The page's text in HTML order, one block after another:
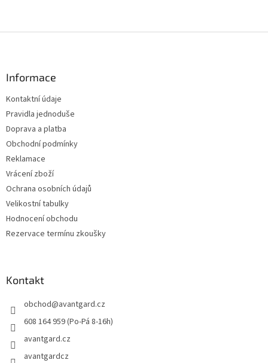
Informace
Kontaktní údaje
Pravidla jednoduše
Doprava a platba
Obchodní podmínky
Reklamace
Vrácení zboží
Ochrana osobních údajů
Velikostní tabulky
Hodnocení obchodu
Rezervace termínu zkoušky
Kontakt
obchod@avantgard.cz
608 164 959 (Po-Pá 8-16h)
avantgard.cz
avantgardcz